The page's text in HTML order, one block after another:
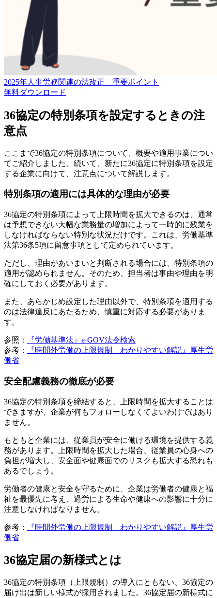
2025年人事労務関連の法改正 重要ポイント
無料ダウンロード
36協定の特別条項を設定するときの注
意点
ここまで36協定の特別条項について、概要や適用事業につい
てご紹介しました。続いて、新たに36協定に特別条項を設定
する企業に向けて、注意点について解説します。
特別条項の適用には具体的な理由が必要
36協定の特別条項によって上限時間を拡大できるのは、通常
は予想できない大幅な業務量の増加によって一時的に残業を
しなければならない特別な状況だけです。これは、労働基準
法第36条5項に留意事項として定められています。
ただし、理由があいまいと判断される場合には、特別条項の
適用が認められません。そのため、担当者は事由や理由を明
確にしておく必要があります。
また、あらかじめ設定した理由以外で、特別条項を適用する
のは法律違反にあたるため、慎重に対応する必要がありま
す。
参照：
『労働基準法』e-GOV法令検索
参考：
『時間外労働の上限規制 わかりやすい解説』厚生労
働省
安全配慮義務の徹底が必要
36協定の特別条項を締結すると、上限時間を拡大することは
できますが、企業が何もフォローしなくてよいわけではあり
ません。
もともと企業には、従業員が安全に働ける環境を提供する義
務があります。上限時間を拡大した場合、従業員の心身への
負担が増大し、安全面や健康面でのリスクも拡大する恐れも
あるでしょう。
労働者の健康と安全を守るために、企業は労働者の健康と福
祉を最優先に考え、過労による生命や健康への影響に十分に
注意しなければなりません。
参考：
『時間外労働の上限規制 わかりやすい解説』厚生労
働省
36協定届の新様式とは
36協定の特別条項（上限規制）の導入にともない、36協定の
届け出は新しい様式が採用されました。36協定届の新様式に